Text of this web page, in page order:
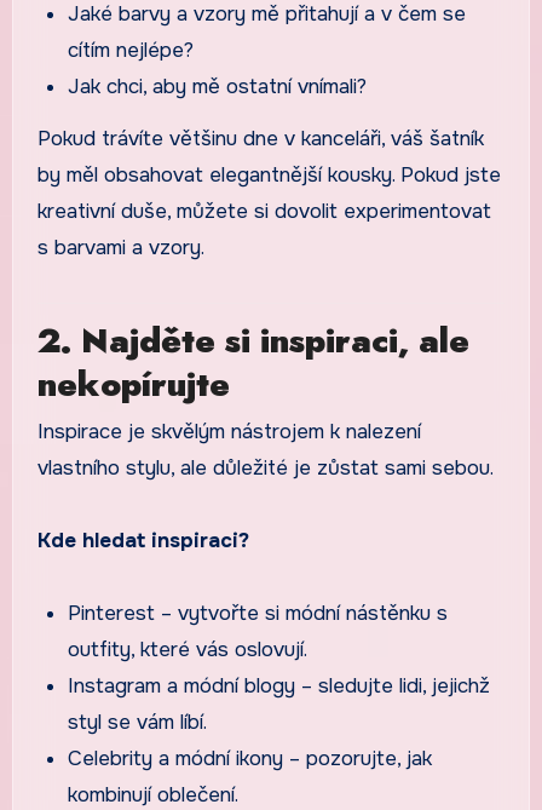
Jaké barvy a vzory mě přitahují a v čem se
cítím nejlépe?
Jak chci, aby mě ostatní vnímali?
Pokud trávíte většinu dne v kanceláři, váš šatník
by měl obsahovat elegantnější kousky. Pokud jste
kreativní duše, můžete si dovolit experimentovat
s barvami a vzory.
2. Najděte si inspiraci, ale
nekopírujte
Inspirace je skvělým nástrojem k nalezení
vlastního stylu, ale důležité je zůstat sami sebou.
Kde hledat inspiraci?
Pinterest – vytvořte si módní nástěnku s
outfity, které vás oslovují.
Instagram a módní blogy – sledujte lidi, jejichž
styl se vám líbí.
Celebrity a módní ikony – pozorujte, jak
kombinují oblečení.